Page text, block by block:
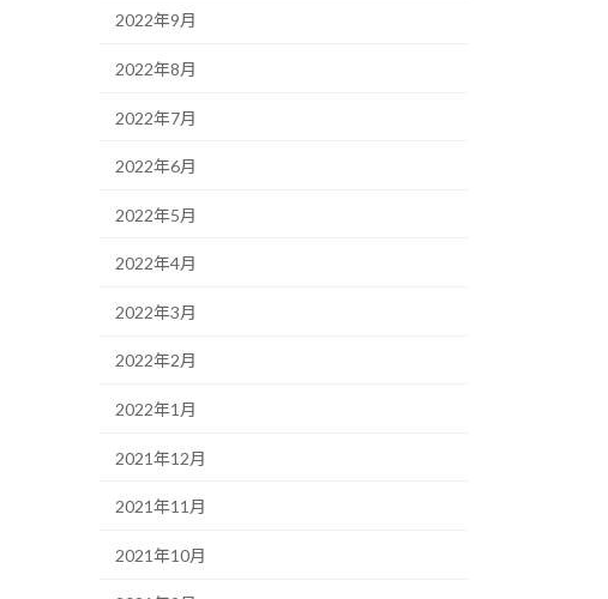
2022年9月
2022年8月
2022年7月
2022年6月
2022年5月
2022年4月
2022年3月
2022年2月
2022年1月
2021年12月
2021年11月
2021年10月